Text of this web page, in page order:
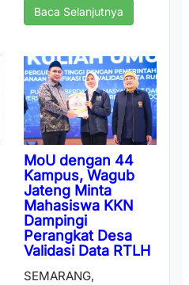
Baca Selanjutnya
MoU dengan 44
Kampus, Wagub
Jateng Minta
Mahasiswa KKN
Dampingi
Perangkat Desa
Validasi Data RTLH
SEMARANG,